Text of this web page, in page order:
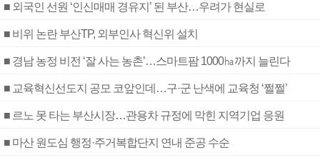
■ 외국인 선원 ‘인신매매 경유지’ 된 부산…우려가 현실로
■ 비위 논란 부산TP, 외부인사 혁신위 설치
■ 경남 농정 비전 ‘잘 사는 농촌’…스마트팜 1000㏊까지 늘린다
■ 교육혁신선도지 공모 코앞인데…구·군 난색에 교육청 ‘쩔쩔’
■ 르노 못 타는 부산시장…관용차 규정에 막힌 지역기업 응원
■ 마산 원도심 행정·주거복합단지 연내 준공 수순